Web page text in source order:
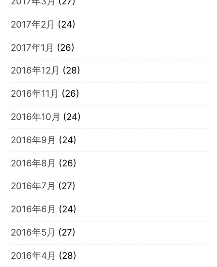
2017年2月 (24)
2017年1月 (26)
2016年12月 (28)
2016年11月 (26)
2016年10月 (24)
2016年9月 (24)
2016年8月 (26)
2016年7月 (27)
2016年6月 (24)
2016年5月 (27)
2016年4月 (28)